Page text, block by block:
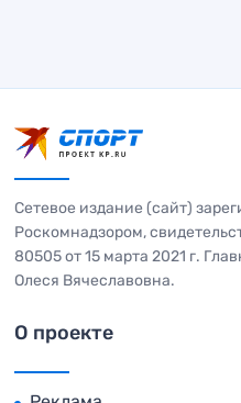
Сетевое издание (сайт)
Роскомнадзором,
80505 от 15 марта 2021 г.
Олеся Вячеславовна.
О проекте